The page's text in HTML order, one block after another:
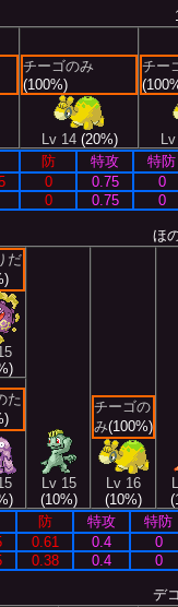
チーゴのみ
(100%)
Lv 14(20%)
チー
防 特攻
特防
0 0.75
0
0 0.75 0
ほ
だ
Lv 15
(10%)
チーゴの
み(100%)
Lv 16
(10%)
た
防 特攻
特防
0.61 0.4
0
0.38 0.4 0
デ